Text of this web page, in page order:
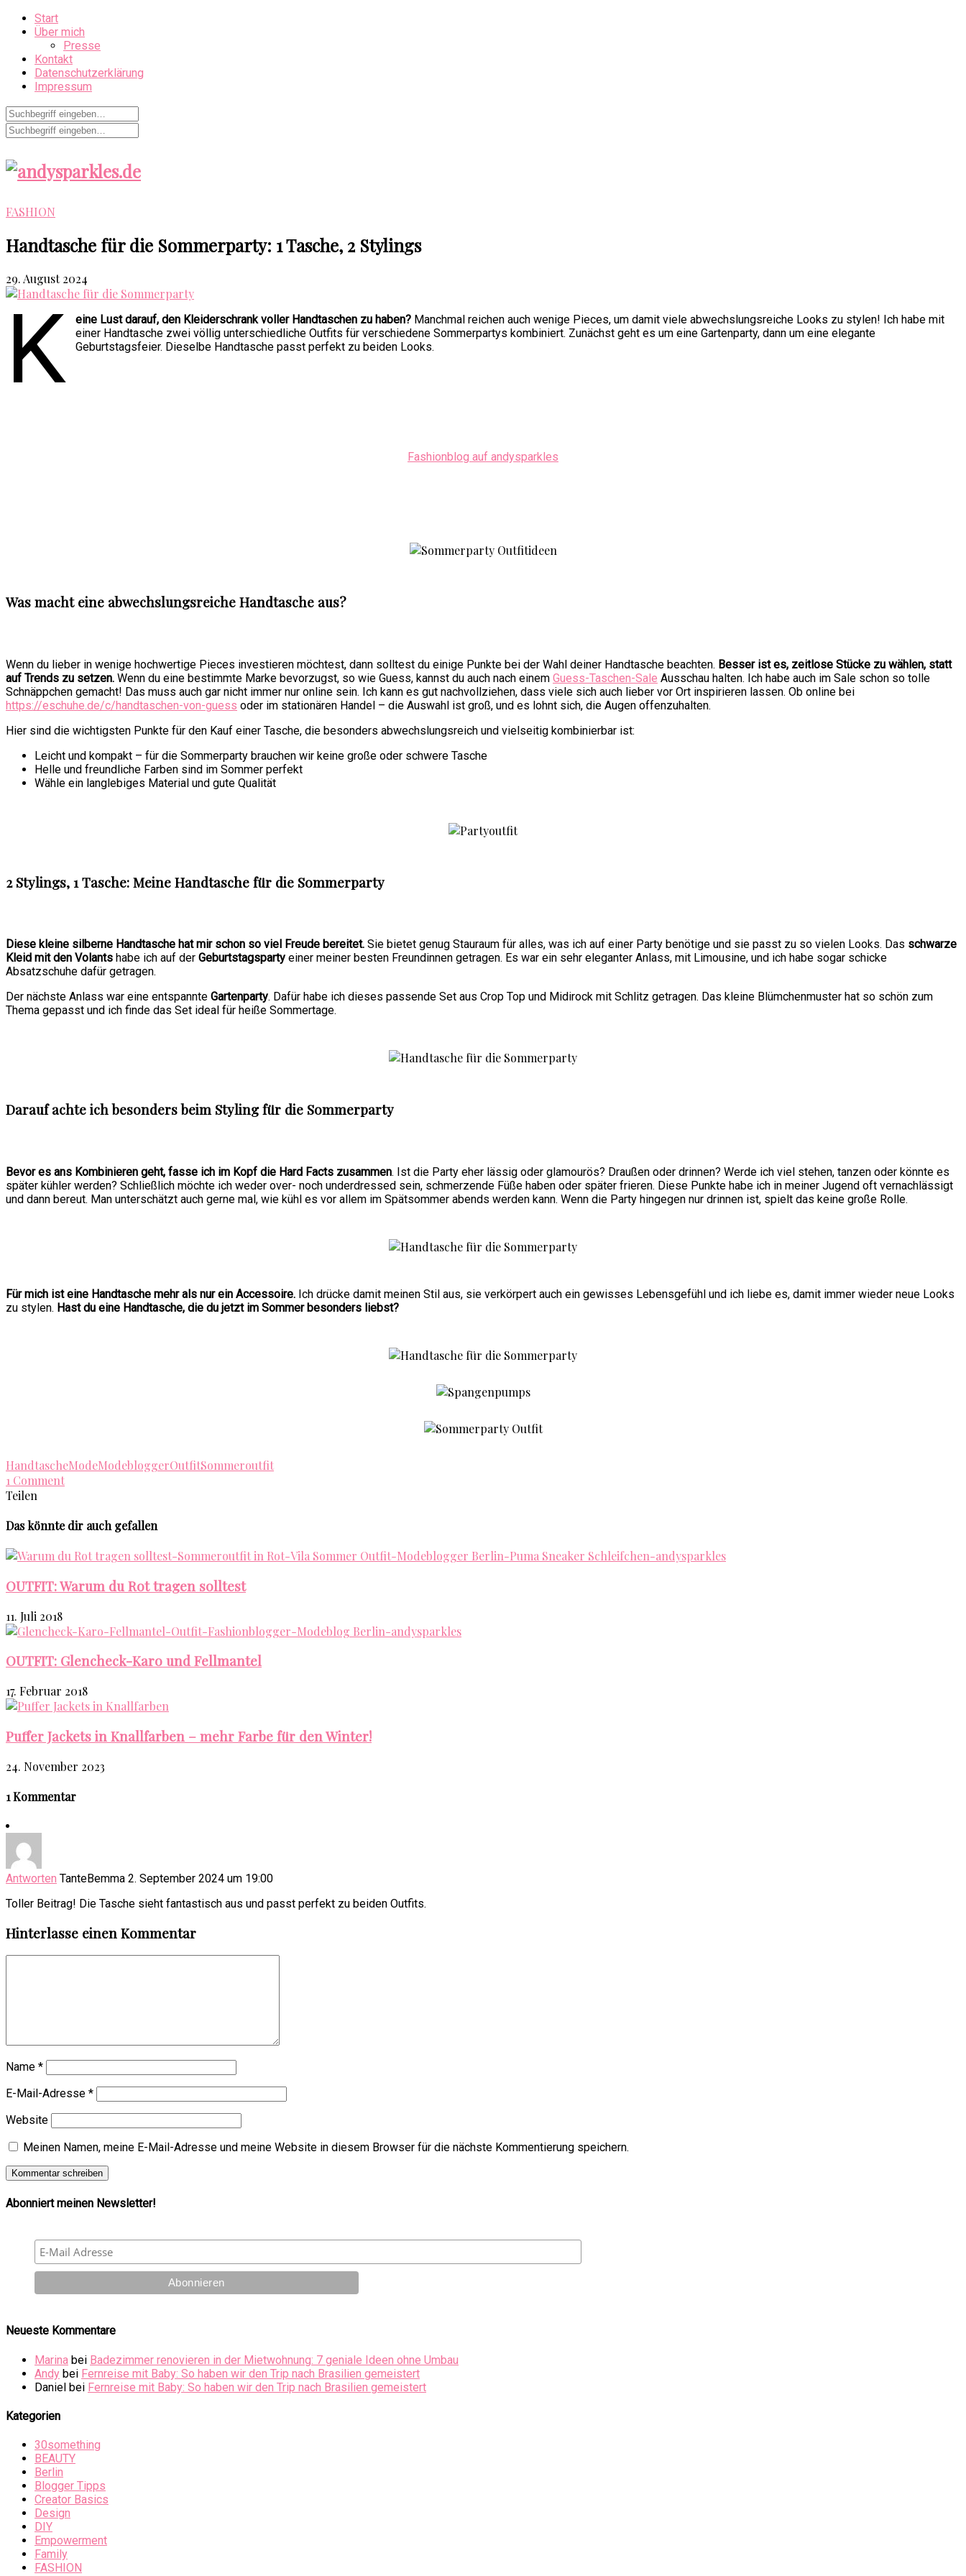
Start
Über mich
Presse
Kontakt
Datenschutzerklärung
Impressum
FASHION
Handtasche für die Sommerparty: 1 Tasche, 2 Stylings
29. August 2024
K eine Lust darauf, den Kleiderschrank voller Handtaschen zu haben? Manchmal reichen auch wenige Pieces, um damit viele abwechslungsreiche Looks zu stylen! Ich habe mit
einer Handtasche zwei völlig unterschiedliche Outfits für verschiedene Sommerpartys kombiniert. Zunächst geht es um eine Gartenparty, dann um eine elegante
Geburtstagsfeier. Dieselbe Handtasche passt perfekt zu beiden Looks.
Fashionblog auf andysparkles
Was macht eine abwechslungsreiche Handtasche aus?
Wenn du lieber in wenige hochwertige Pieces investieren möchtest, dann solltest du einige Punkte bei der Wahl deiner Handtasche beachten. Besser ist es, zeitlose Stücke zu wählen, statt
auf Trends zu setzen. Wenn du eine bestimmte Marke bevorzugst, so wie Guess, kannst du auch nach einem Guess-Taschen-Sale Ausschau halten. Ich habe auch im Sale schon so tolle
Schnäppchen gemacht! Das muss auch gar nicht immer nur online sein. Ich kann es gut nachvollziehen, dass viele sich auch lieber vor Ort inspirieren lassen. Ob online bei
https://eschuhe.de/c/handtaschen-von-guess oder im stationären Handel – die Auswahl ist groß, und es lohnt sich, die Augen offenzuhalten.
Hier sind die wichtigsten Punkte für den Kauf einer Tasche, die besonders abwechslungsreich und vielseitig kombinierbar ist:
Leicht und kompakt – für die Sommerparty brauchen wir keine große oder schwere Tasche
Helle und freundliche Farben sind im Sommer perfekt
Wähle ein langlebiges Material und gute Qualität
2 Stylings, 1 Tasche: Meine Handtasche für die Sommerparty
Diese kleine silberne Handtasche hat mir schon so viel Freude bereitet. Sie bietet genug Stauraum für alles, was ich auf einer Party benötige und sie passt zu so vielen Looks. Das schwarze
Kleid mit den Volants habe ich auf der Geburtstagsparty einer meiner besten Freundinnen getragen. Es war ein sehr eleganter Anlass, mit Limousine, und ich habe sogar schicke
Absatzschuhe dafür getragen.
Der nächste Anlass war eine entspannte Gartenparty. Dafür habe ich dieses passende Set aus Crop Top und Midirock mit Schlitz getragen. Das kleine Blümchenmuster hat so schön zum
Thema gepasst und ich finde das Set ideal für heiße Sommertage.
Darauf achte ich besonders beim Styling für die Sommerparty
Bevor es ans Kombinieren geht, fasse ich im Kopf die Hard Facts zusammen. Ist die Party eher lässig oder glamourös? Draußen oder drinnen? Werde ich viel stehen, tanzen oder könnte es
später kühler werden? Schließlich möchte ich weder over- noch underdressed sein, schmerzende Füße haben oder später frieren. Diese Punkte habe ich in meiner Jugend oft vernachlässigt
und dann bereut. Man unterschätzt auch gerne mal, wie kühl es vor allem im Spätsommer abends werden kann. Wenn die Party hingegen nur drinnen ist, spielt das keine große Rolle.
Für mich ist eine Handtasche mehr als nur ein Accessoire. Ich drücke damit meinen Stil aus, sie verkörpert auch ein gewisses Lebensgefühl und ich liebe es, damit immer wieder neue Looks
zu stylen. Hast du eine Handtasche, die du jetzt im Sommer besonders liebst?
HandtascheModeModebloggerOutfitSommeroutfit
1 Comment
Teilen
Das könnte dir auch gefallen
OUTFIT: Warum du Rot tragen solltest
11. Juli 2018
OUTFIT: Glencheck-Karo und Fellmantel
17. Februar 2018
Puffer Jackets in Knallfarben – mehr Farbe für den Winter!
24. November 2023
1 Kommentar
Antworten TanteBemma 2. September 2024 um 19:00
Toller Beitrag! Die Tasche sieht fantastisch aus und passt perfekt zu beiden Outfits.
Hinterlasse einen Kommentar
Name *
E-Mail-Adresse *
Website
Meinen Namen, meine E-Mail-Adresse und meine Website in diesem Browser für die nächste Kommentierung speichern.
Abonniert meinen Newsletter!
Neueste Kommentare
Marina bei Badezimmer renovieren in der Mietwohnung: 7 geniale Ideen ohne Umbau
Andy bei Fernreise mit Baby: So haben wir den Trip nach Brasilien gemeistert
Daniel bei Fernreise mit Baby: So haben wir den Trip nach Brasilien gemeistert
Kategorien
30something
BEAUTY
Berlin
Blogger Tipps
Creator Basics
Design
DIY
Empowerment
Family
FASHION